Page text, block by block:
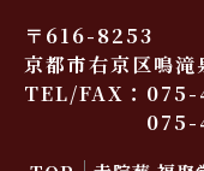
〒616-8253
京都市右京区鳴滝
TEL/FAX： 075-
075-